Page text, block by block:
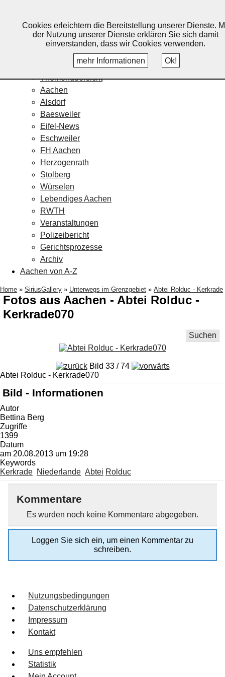
Home
Veranstaltungskalender
Themenübersicht
Aachen
Alsdorf
Baesweiler
Eifel-News
Eschweiler
FH Aachen
Herzogenrath
Stolberg
Würselen
Lebendiges Aachen
RWTH
Veranstaltungen
Polizeibericht
Gerichtsprozesse
Archiv
Aachen von A-Z
Home » SiriusGallery » Unterwegs im Grenzgebiet » Abtei Rolduc - Kerkrade
Fotos aus Aachen - Abtei Rolduc -
Kerkrade070
Suchen
Bild 33 / 74
Abtei Rolduc - Kerkrade070
Bild - Informationen
Autor
Bettina Berg
Zugriffe
1399
Datum
am 20.08.2013 um 19:28
Keywords
Kerkrade Niederlande Abtei Rolduc
Kommentare
Es wurden noch keine Kommentare abgegeben.
Loggen Sie sich ein, um einen Kommentar zu
schreiben.
Nutzungsbedingungen
Datenschutzerklärung
Impressum
Kontakt
Uns empfehlen
Statistik
Cookies erleichtern die Bereitstellung unserer Dienste.
der Nutzung unserer Dienste erklären Sie sich damit
einverstanden, dass wir Cookies verwenden.
mehr Informationen
Ok!